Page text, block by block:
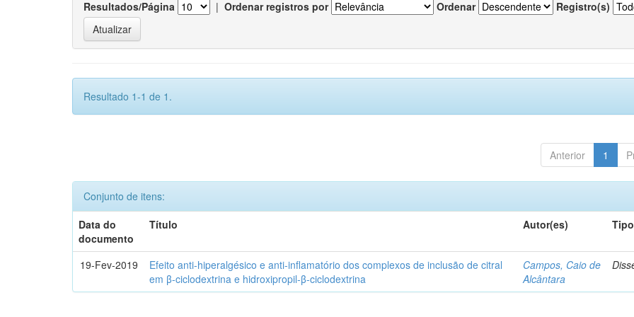
Resultados/Página | Ordenar registros por Ordenar Registro(s)
Resultado 1-1 de 1.
Anterior 1
Conjunto de itens:
Data do
documento
Título Autor(es) Tipo
19-Fev-2019
Efeito anti-hiperalgésico e anti-inflamatório dos complexos de inclusão de citral
em β-ciclodextrina e hidroxipropil-β-ciclodextrina
Campos, Caio de
Alcântara